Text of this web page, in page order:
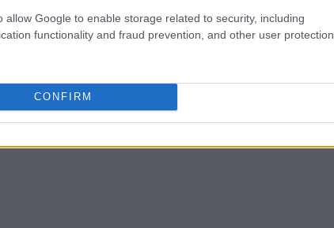
allow Google to enable storage related to security, including
functionality and fraud prevention, and other user protection.
CONFIRM
di vela, e la sua passione cresceva ogni